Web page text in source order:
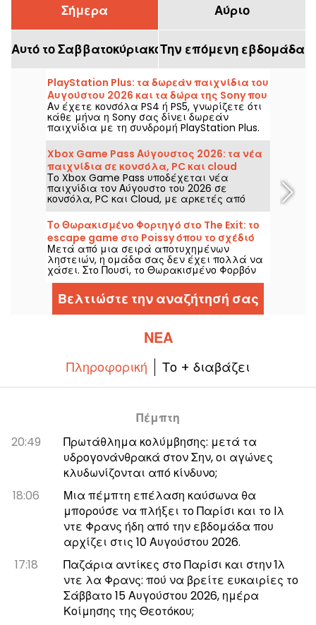
Σήμερα Αύριο
Αυτό το ΣαββατοκύριακοΤην επόμενη εβδομάδα
PlayStation Plus: τα δωρεάν παιχνίδια του
Αυγούστου 2026 και τα δώρα της Sony που
δεν πρέπει να χάσετε
Αν έχετε κονσόλα PS4 ή PS5, γνωρίζετε ότι
κάθε μήνα η Sony σας δίνει δωρεάν
παιχνίδια με τη συνδρομή PlayStation Plus.
Τότε, ποια είναι τα παιχνίδια που
προσφέρονται τον Αύγουστο του 2026;
Ανακαλύψτε τη φετινή επιλογή αυτού του
μήνα.
Xbox Game Pass Αύγουστος 2026: τα νέα
παιχνίδια σε κονσόλα, PC και cloud
Το Xbox Game Pass υποδέχεται νέα
παιχνίδια τον Αύγουστο του 2026 σε
κονσόλα, PC και Cloud, με αρκετές από
αυτές να είναι διαθέσιμες από το
λανσάρισμά τους. Ακολουθούν οι βασικές
προσθήκες που ανακοίνωσε η Microsoft για
τους συνδρομητές της υπηρεσίας.
Το Θωρακισμένο Φορτηγό στο The Exit: το
escape game στο Poissy όπου το σχέδιό
σας μπορεί τελικά να αποδώσει.
Μετά από μια σειρά αποτυχημένων
ληστειών, η ομάδα σας δεν έχει πολλά να
χάσει. Στο Πουσί, το Θωρακισμένο Φορβόν
της The Exit σας φέρνει στο τιμόνι μιας
ληστείας που στοχεύει την περιουσία ενός
αρχηγού μαφίας.
Βελτιώστε την αναζήτησή σας
ΝΈΑ
Πληροφορική Το + διαβάζει
Πέμπτη
20:49
Πρωτάθλημα κολύμβησης: μετά τα
υδρογονάνθρακά στον Σην, οι αγώνες
κλυδωνίζονται από κίνδυνο;
18:06
Μια πέμπτη επέλαση καύσωνα θα
μπορούσε να πλήξει το Παρίσι και το Ιλ
ντε Φρανς ήδη από την εβδομάδα που
αρχίζει στις 10 Αυγούστου 2026.
17:18
Παζάρια αντίκες στο Παρίσι και στην Ίλ
ντε λα Φρανς: πού να βρείτε ευκαιρίες το
Σάββατο 15 Αυγούστου 2026, ημέρα
Κοίμησης της Θεοτόκου;